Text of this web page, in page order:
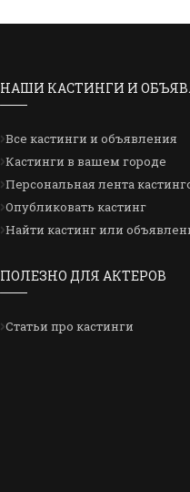
НАШИ КАСТИНГИ И
Все кастинги и объявления
Кастинги в вашем городе
Персональная лента
Опубликовать кастинг
Найти кастинг или
ПОЛЕЗНО ДЛЯ АКТЕРОВ
Статьи про кастинги